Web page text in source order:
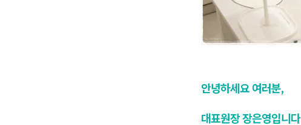
안녕하세요 여러분,
대표원장 장은영입니다